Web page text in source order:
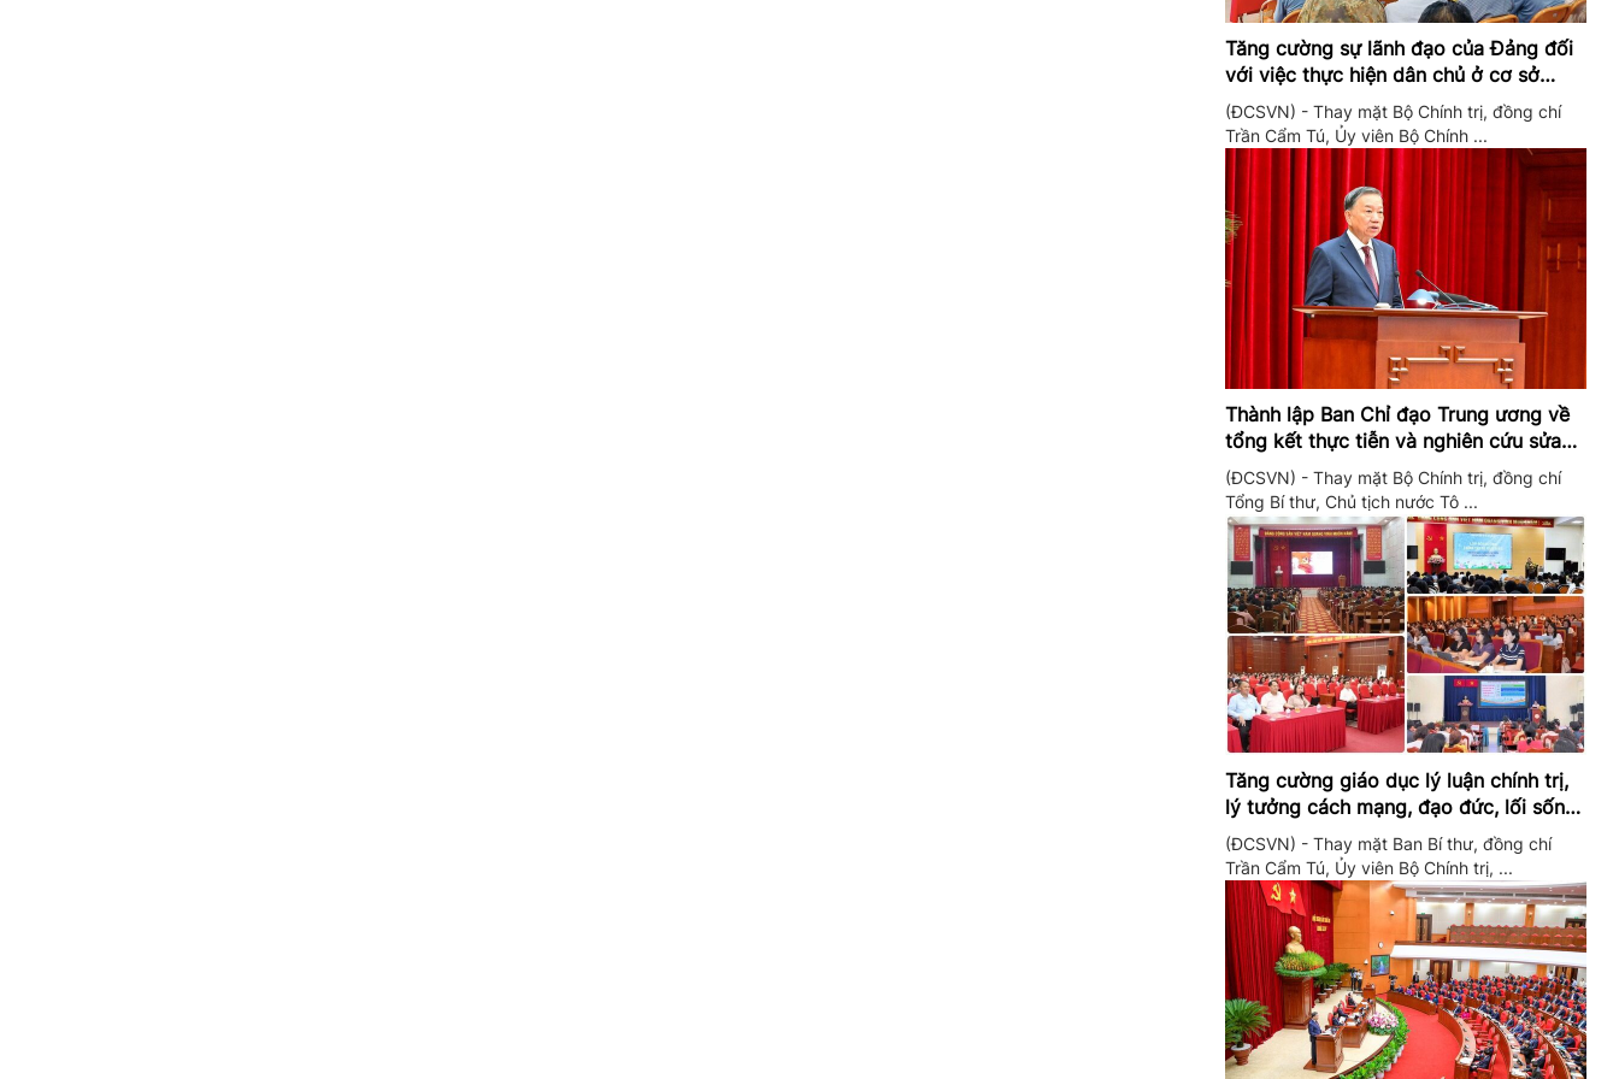
Tăng cường sự lãnh đạo của Đảng đối
với việc thực hiện dân chủ ở cơ sở
trong giai đoạn mới
(ĐCSVN) - Thay mặt Bộ Chính trị, đồng chí
Trần Cẩm Tú, Ủy viên Bộ Chính ...
Thành lập Ban Chỉ đạo Trung ương về
tổng kết thực tiễn và nghiên cứu sửa
đổi, bổ sung Điều lệ Đảng
(ĐCSVN) - Thay mặt Bộ Chính trị, đồng chí
Tổng Bí thư, Chủ tịch nước Tô ...
Tăng cường giáo dục lý luận chính trị,
lý tưởng cách mạng, đạo đức, lối sống,
ý thức công dân trong hệ thống giáo
dục quốc dân
(ĐCSVN) - Thay mặt Ban Bí thư, đồng chí
Trần Cẩm Tú, Ủy viên Bộ Chính trị, ...